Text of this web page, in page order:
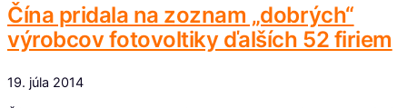
Čína pridala na zoznam „dobrých“
výrobcov fotovoltiky ďalších 52 firiem
19. júla 2014